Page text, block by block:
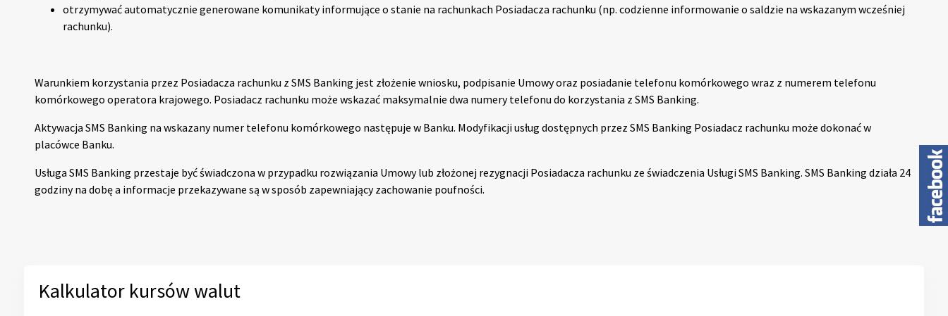
otrzymywać automatycznie generowane komunikaty informujące o stanie na rachunkach Posiadacza rachunku (np. codzienne informowanie o saldzie na wskazanym wcześniej
rachunku).
Warunkiem korzystania przez Posiadacza rachunku z SMS Banking jest złożenie wniosku, podpisanie Umowy oraz posiadanie telefonu komórkowego wraz z numerem telefonu
komórkowego operatora krajowego. Posiadacz rachunku może wskazać maksymalnie dwa numery telefonu do korzystania z SMS Banking.
Aktywacja SMS Banking na wskazany numer telefonu komórkowego następuje w Banku. Modyfikacji usług dostępnych przez SMS Banking Posiadacz rachunku może dokonać w
placówce Banku.
Usługa SMS Banking przestaje być świadczona w przypadku rozwiązania Umowy lub złożonej rezygnacji Posiadacza rachunku ze świadczenia Usługi SMS Banking. SMS Banking działa 24
godziny na dobę a informacje przekazywane są w sposób zapewniający zachowanie poufności.
Kalkulator kursów walut